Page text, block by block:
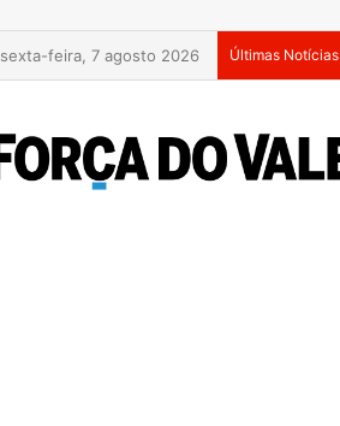
sexta-feira, 7 agosto 2026 Últimas Notícias